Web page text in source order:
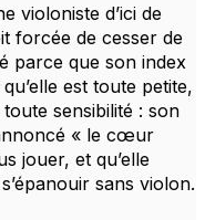
violoniste d’ici de
forcée de cesser de
parce que son index
est toute petite,
sensibilité : son
« le cœur
jouer, et qu’elle
sans violon.